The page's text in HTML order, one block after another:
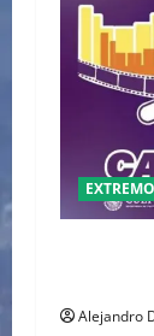
Alejandro